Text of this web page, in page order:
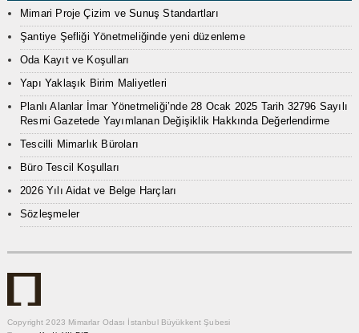
Mimari Proje Çizim ve Sunuş Standartları
Şantiye Şefliği Yönetmeliğinde yeni düzenleme
Oda Kayıt ve Koşulları
Yapı Yaklaşık Birim Maliyetleri
Planlı Alanlar İmar Yönetmeliği’nde 28 Ocak 2025 Tarih 32796 Sayılı
Resmi Gazetede Yayımlanan Değişiklik Hakkında Değerlendirme
Tescilli Mimarlık Büroları
Büro Tescil Koşulları
2026 Yılı Aidat ve Belge Harçları
Sözleşmeler
Copyright 2023 Mimarlar Odası İstanbul Büyükkent Şubesi